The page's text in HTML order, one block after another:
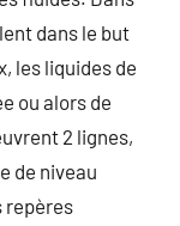
dans le but
les liquides de
ou alors de
2 lignes,
de niveau
repères